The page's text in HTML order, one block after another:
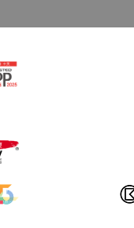
供應
心 - 眼科檢查：
電客戶預約的時間及
8138預約。
本)以確認身份。